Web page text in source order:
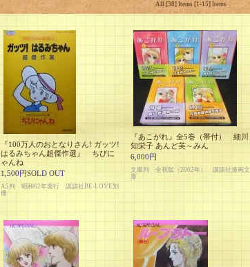
All [38] Items [1-15] Items
『100万人のおとなりさん! ガッツ!
はるみちゃん超傑作選』 ちびに
ゃんね
1,500円SOLD OUT
A5判 昭和62年発行 講談社BE-LOVE別
冊
『あこがれ』全5巻（帯付） 細川
知栄子 あんど芙～みん
6,000円
文庫判 全初版（2002年） 講談社漫画文
庫